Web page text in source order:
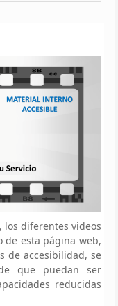
los diferentes videos
de esta página web,
de accesibilidad, se
que puedan ser
reducidas